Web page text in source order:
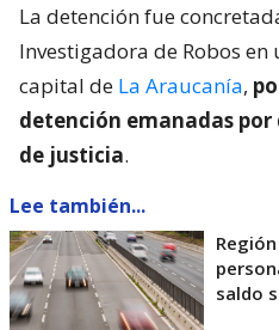
La detención fue
Investigadora de Robos
capital de La Araucanía,
detención emanadas
de justicia.
Lee también...
saldo